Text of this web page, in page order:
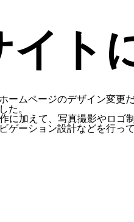
イ
ームページのデザイン変更
た。
に加えて、写真撮影やロゴ
ゲーション設計などを行っ